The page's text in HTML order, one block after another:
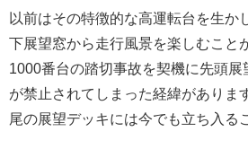
以前はその特徴的な高運転台を生か
下展望窓から走行風景を楽しむこと
1000番台の踏切事故を契機に先頭展
が禁止されてしまった経緯がありま
尾の展望デッキには今でも立ち入る